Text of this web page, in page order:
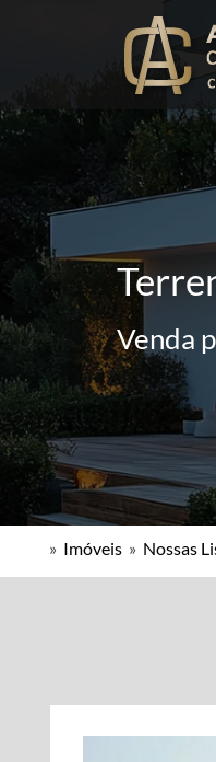
Venda
» Imóveis » Nossas